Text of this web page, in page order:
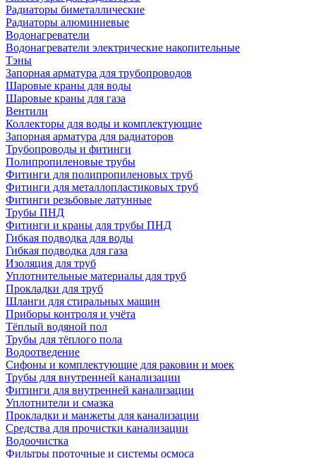
Радиаторы биметаллические
Радиаторы алюминиевые
Водонагреватели
Водонагреватели электрические накопительные
Тэны
Запорная арматура для трубопроводов
Шаровые краны для воды
Шаровые краны для газа
Вентили
Коллекторы для воды и комплектующие
Запорная арматура для радиаторов
Трубопроводы и фитинги
Полипропиленовые трубы
Фитинги для полипропиленовых труб
Фитинги для металлопластиковых труб
Фитинги резьбовые латунные
Трубы ПНД
Фитинги и краны для трубы ПНД
Гибкая подводка для воды
Гибкая подводка для газа
Изоляция для труб
Уплотнительные материалы для труб
Прокладки для труб
Шланги для стиральных машин
Приборы контроля и учёта
Тёплый водяной пол
Трубы для тёплого пола
Водоотведение
Сифоны и комплектующие для раковин и моек
Трубы для внутренней канализации
Фитинги для внутренней канализации
Уплотнители и смазка
Прокладки и манжеты для канализации
Средства для прочистки канализации
Водоочистка
Фильтры проточные и системы осмоса